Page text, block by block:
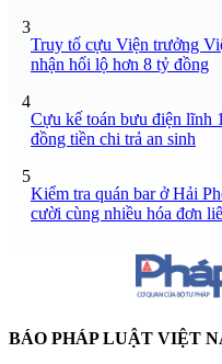
3
Truy tố cựu Viện trưởng
nhận hối lộ hơn 8 tỷ đồng
4
Cựu kế toán bưu điện lĩnh
đồng tiền chi trả an sinh
5
Kiểm tra quán bar ở Hải
cười cùng nhiều hóa đơn
BÁO PHÁP LUẬT VIỆT